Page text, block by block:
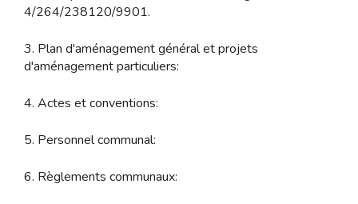
4/264/238120/9901.
3. Plan d'aménagement général et projets
d'aménagement particuliers:
4. Actes et conventions:
5. Personnel communal:
6. Règlements communaux: